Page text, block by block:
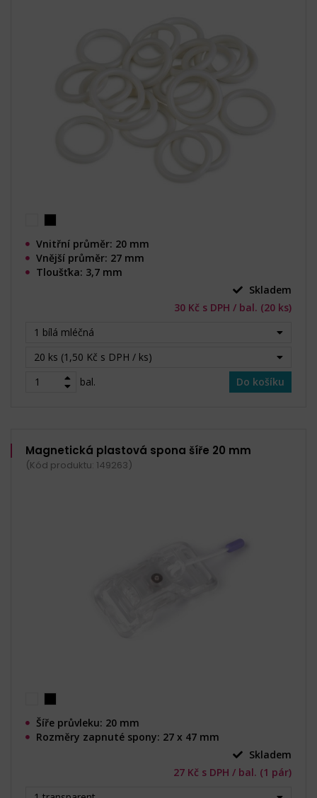
Vnitřní průměr: 20 mm
Vnější průměr: 27 mm
Tloušťka: 3,7 mm
Skladem
30 Kč s DPH / bal. (20 ks)
1 bílá mléčná
20 ks (1,50 Kč s DPH / ks)
bal.
Do košíku
Magnetická plastová spona šíře 20 mm
(Kód produktu: 149263)
Šíře průvleku: 20 mm
Rozměry zapnuté spony: 27 x 47 mm
Skladem
27 Kč s DPH / bal. (1 pár)